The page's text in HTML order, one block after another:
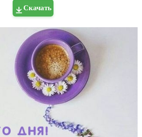
Скачать